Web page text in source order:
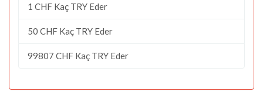
1 CHF Kaç TRY Eder
50 CHF Kaç TRY Eder
99807 CHF Kaç TRY Eder